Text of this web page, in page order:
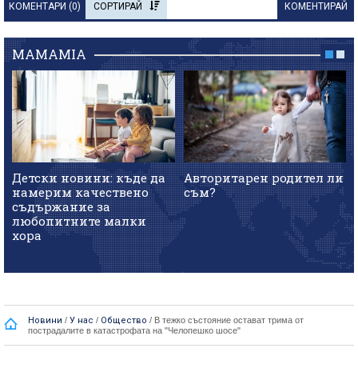
КОМЕНТАРИ (0) СОРТИРАЙ КОМЕНТИРАЙ
MAMAMIA
Детски новини: къде да
намерим качествено
съдържание за
любопитните малки
хора
Авторитарен родител ли
съм?
Новини / У нас / Общество / В тежко състояние остават трима от
пострадалите в катастрофата на "Челопешко шосе"